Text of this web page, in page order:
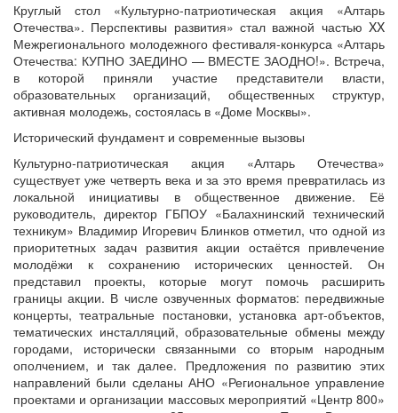
Круглый стол «Культурно-патриотическая акция «Алтарь
Отечества». Перспективы развития» стал важной частью XX
Межрегионального молодежного фестиваля-конкурса «Алтарь
Отечества: КУПНО ЗАЕДИНО — ВМЕСТЕ ЗАОДНО!». Встреча,
в которой приняли участие представители власти,
образовательных организаций, общественных структур,
активная молодежь, состоялась в «Доме Москвы».
Исторический фундамент и современные вызовы
Культурно-патриотическая акция «Алтарь Отечества»
существует уже четверть века и за это время превратилась из
локальной инициативы в общественное движение. Её
руководитель, директор ГБПОУ «Балахнинский технический
техникум» Владимир Игоревич Блинков отметил, что одной из
приоритетных задач развития акции остаётся привлечение
молодёжи к сохранению исторических ценностей. Он
представил проекты, которые могут помочь расширить
границы акции. В числе озвученных форматов: передвижные
концерты, театральные постановки, установка арт-объектов,
тематических инсталляций, образовательные обмены между
городами, исторически связанными со вторым народным
ополчением, и так далее. Предложения по развитию этих
направлений были сделаны АНО «Региональное управление
проектами и организации массовых мероприятий «Центр 800»